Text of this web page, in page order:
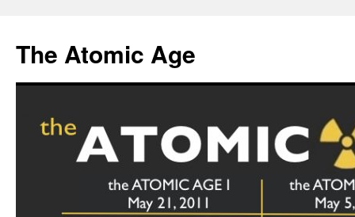
content
The Atomic Age